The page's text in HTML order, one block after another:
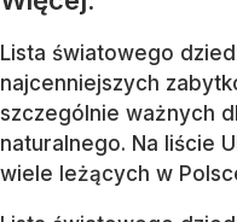
Lista światowego
najcenniejszych
szczególnie ważnych
naturalnego. Na liście
wiele leżących w